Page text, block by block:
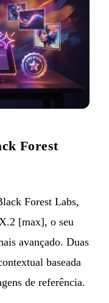
Forest
Forest Labs,
[max], o seu
avançado. Duas
baseada
de referência.